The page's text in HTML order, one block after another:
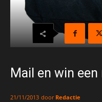
Mail en win
21/11/2013 door Redactie